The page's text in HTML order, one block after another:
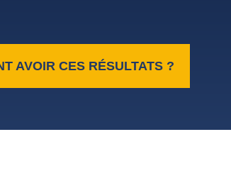
AVOIR CES RÉSULTATS ?